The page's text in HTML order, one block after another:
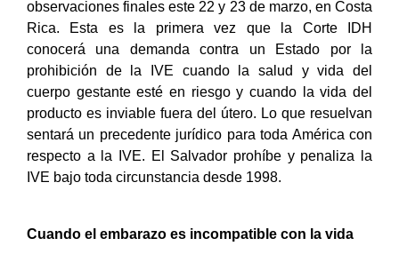
observaciones finales este 22 y 23 de marzo, en Costa
Rica. Esta es la primera vez que la Corte IDH
conocerá una demanda contra un Estado por la
prohibición de la IVE cuando la salud y vida del
cuerpo gestante esté en riesgo y cuando la vida del
producto es inviable fuera del útero. Lo que resuelvan
sentará un precedente jurídico para toda América con
respecto a la IVE. El Salvador prohíbe y penaliza la
IVE bajo toda circunstancia desde 1998.
Cuando el embarazo es incompatible con la vida